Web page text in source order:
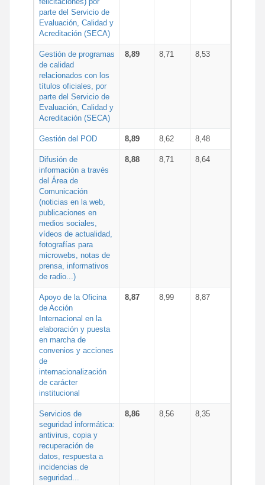
parte del Servicio de
Evaluación, Calidad y
Acreditación (SECA)
Gestión de programas
de calidad
relacionados con los
títulos oficiales, por
parte del Servicio de
Evaluación, Calidad y
Acreditación (SECA)
8,89 8,71 8,53
Gestión del POD 8,89 8,62 8,48
Difusión de
información a través
del Área de
Comunicación
(noticias en la web,
publicaciones en
medios sociales,
vídeos de actualidad,
fotografías para
microwebs, notas de
prensa, informativos
de radio...)
8,88 8,71 8,64
Apoyo de la Oficina
de Acción
Internacional en la
elaboración y puesta
en marcha de
convenios y acciones
de
internacionalización
de carácter
institucional
8,87 8,99 8,87
Servicios de
seguridad informática:
antivirus, copia y
recuperación de
datos, respuesta a
incidencias de
seguridad...
8,86 8,56 8,35